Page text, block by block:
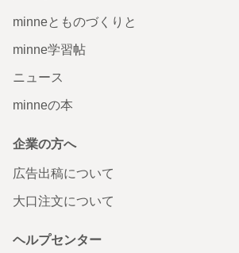
minneとものづくりと
minne学習帖
ニュース
minneの本
企業の方へ
広告出稿について
大口注文について
ヘルプセンター